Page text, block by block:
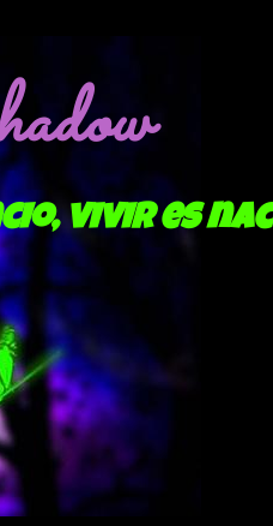
vivir es